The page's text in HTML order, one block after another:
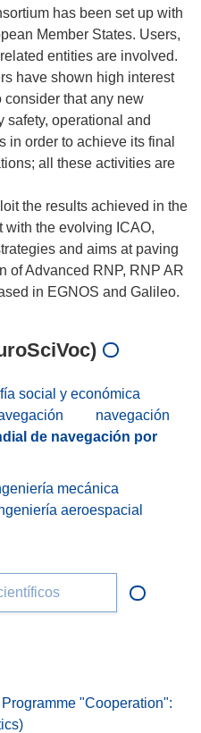
has been set up with
Member States. Users,
entities are involved.
have shown high interest
consider that any new
safety, operational and
in order to achieve its final
all these activities are
the results achieved in the
with the evolving ICAO,
and aims at paving
of Advanced RNP, RNP AR
social y económica
navegación
de navegación por
mecánica
aeroespacial
"Cooperation":